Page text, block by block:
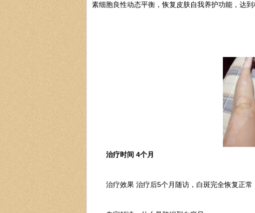
素细胞良性动态平衡，恢复皮肤自我养护功能，达
治疗时间 4个月
治疗效果 治疗后5个月随访，白斑完全恢复正常